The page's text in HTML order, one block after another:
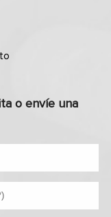
o envíe una